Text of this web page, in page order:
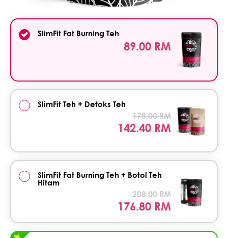
SlimFit Fat Burning Teh
89.00 RM
SlimFit Teh + Detoks Teh
178.00 RM
142.40 RM
SlimFit Fat Burning Teh + Botol Teh
Hitam
208.00 RM
176.80 RM